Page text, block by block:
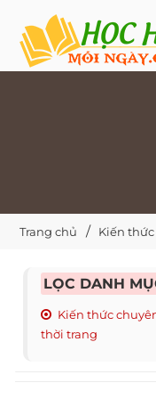
Trang chủ Kiến
LỌC DANH
Kiến thức
thời trang